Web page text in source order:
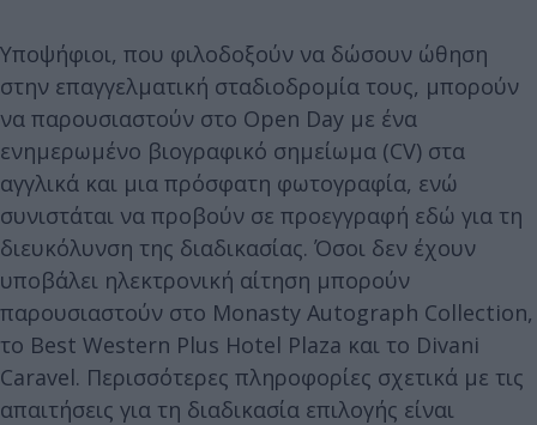
Υποψήφιοι, που φιλοδοξούν να δώσουν ώθηση
στην επαγγελματική σταδιοδρομία τους, μπορούν
να παρουσιαστούν στο Open Day με ένα
ενημερωμένο βιογραφικό σημείωμα (CV) στα
αγγλικά και μια πρόσφατη φωτογραφία, ενώ
συνιστάται να προβούν σε προεγγραφή εδώ για τη
διευκόλυνση της διαδικασίας. Όσοι δεν έχουν
υποβάλει ηλεκτρονική αίτηση μπορούν
παρουσιαστούν στο Monasty Autograph Collection,
το Best Western Plus Hotel Plaza και το Divani
Caravel. Περισσότερες πληροφορίες σχετικά με τις
απαιτήσεις για τη διαδικασία επιλογής είναι